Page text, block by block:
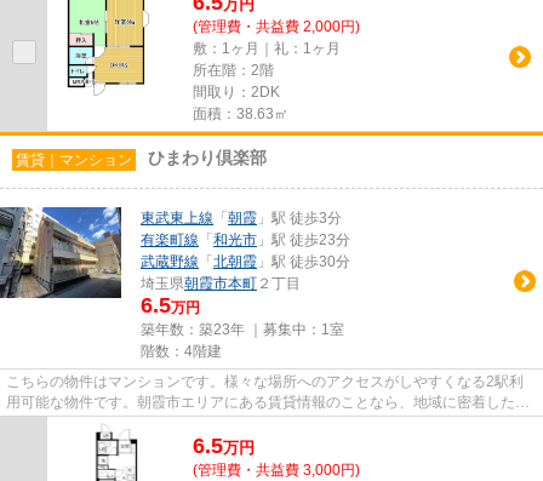
万円
(管理費・共益費 2,000円)
敷：1ヶ月｜礼：1ヶ月
所在階：2階
間取り：2DK
面積：38.63㎡
賃貸｜マンション ひまわり倶楽部
東武東上線 「 朝霞 」駅 徒歩3分
有楽町線 「 和光市 」駅 徒歩23分
武蔵野線 「 北朝霞 」駅 徒歩30分
埼玉県朝霞市本町 ２丁目
6.5万円
築年数：築23年 ｜募集中： 1室
階数：4階建
こちらの物件はマンションです。様々な場所へのアクセスがしやすくなる2駅利
用可能な物件です。朝霞市エリアにある賃貸情報のことなら、地域に密着した当
社へお任せ下さい。当社は、多...
6.5万円
(管理費・共益費 3,000円)